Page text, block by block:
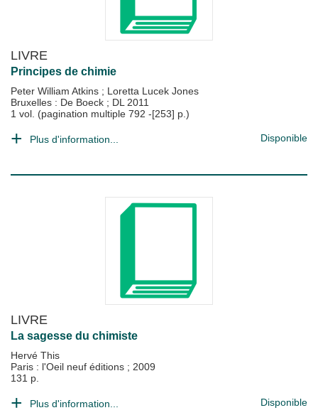
LIVRE
Principes de chimie
Peter William Atkins ; Loretta Lucek Jones
Bruxelles : De Boeck ; DL 2011
1 vol. (pagination multiple 792 -[253] p.)
Plus d'information... Disponible
LIVRE
La sagesse du chimiste
Hervé This
Paris : l'Oeil neuf éditions ; 2009
131 p.
Plus d'information... Disponible